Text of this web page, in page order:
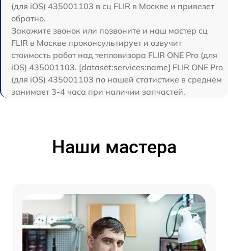
(для iOS) 435001103 в сц FLIR в Москве и привезет
обратно.
Закажите звонок или позвоните и наш мастер сц
FLIR в Москве проконсультирует и озвучит
стоимость работ над тепловизора FLIR ONE Pro (для
iOS) 435001103. [dataset:services:name] FLIR ONE Pro
(для iOS) 435001103 по нашей статистике в среднем
занимает 3-4 часа при наличии запчастей.
Наши мастера